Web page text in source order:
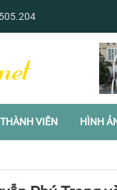
THÀNH VIÊN HÌNH